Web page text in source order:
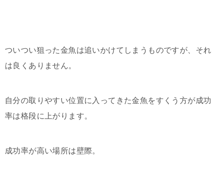
ついつい狙った金魚は追いかけてしまうものですが、それ
は良くありません。
自分の取りやすい位置に入ってきた金魚をすくう方が成功
率は格段に上がります。
成功率が高い場所は壁際。